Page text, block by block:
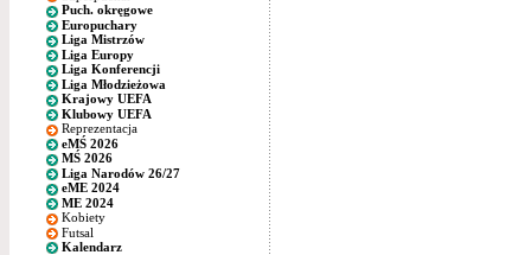
Puch. okręgowe
Europuchary
Liga Mistrzów
Liga Europy
Liga Konferencji
Liga Młodzieżowa
Krajowy UEFA
Klubowy UEFA
Reprezentacja
eMŚ 2026
MŚ 2026
Liga Narodów 26/27
eME 2024
ME 2024
Kobiety
Futsal
Kalendarz